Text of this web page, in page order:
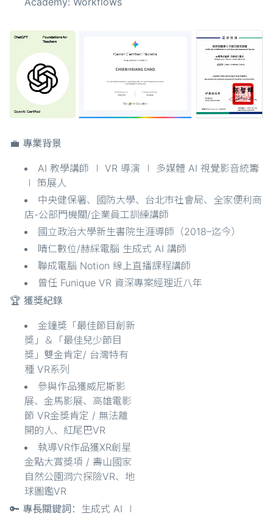
💼 專業背景
AI 教學講師 ∣ VR 導演 ∣ 多媒體 AI 視覺影音統籌
∣ 策展人
中央健保署、國防大學、台北市社會局、全家便利商
店-公部門機關/企業員工訓練講師
國立政治大學新生書院生涯導師（2018–迄今）
晴仁數位/赫綵電腦 生成式 AI 講師
聯成電腦 Notion 線上直播課程講師
曾任 Funique VR 資深專案經理近八年
🏆 獲獎紀錄
金鐘獎「最佳節目創新
獎」＆「最佳兒少節目
獎」雙金肯定/ 台灣特有
種 VR系列
參與作品獲威尼斯影
展、金馬影展、高雄電影
節 VR金獎肯定 / 無法離
開的人、紅尾巴VR
執導VR作品獲XR創星
金點大賞獎項 / 壽山國家
自然公園洞穴探險VR、地
球圖鑑VR
🔑 專長關鍵詞 ：生成式 AI ∣